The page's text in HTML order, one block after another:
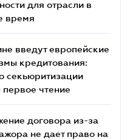
для отрасли в
время
введут европейские
кредитования:
секьюритизации
чтение
договора из-за
не дает право на